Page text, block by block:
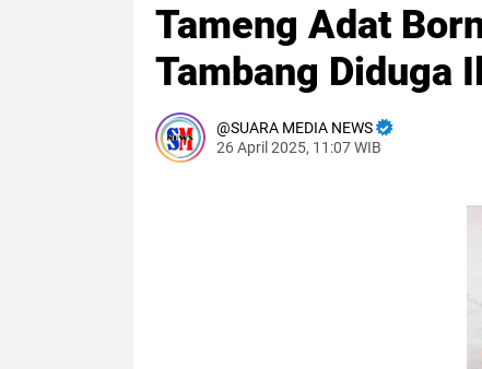
Tameng Adat
Tambang Diduga
SUARA MEDIA NEWS
26 April 2025, 11:07 WIB